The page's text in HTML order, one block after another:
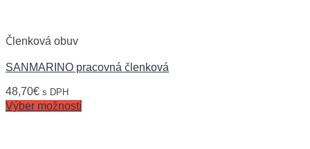
Členková obuv
SANMARINO pracovná členková
48,70€ s DPH
Výber možností